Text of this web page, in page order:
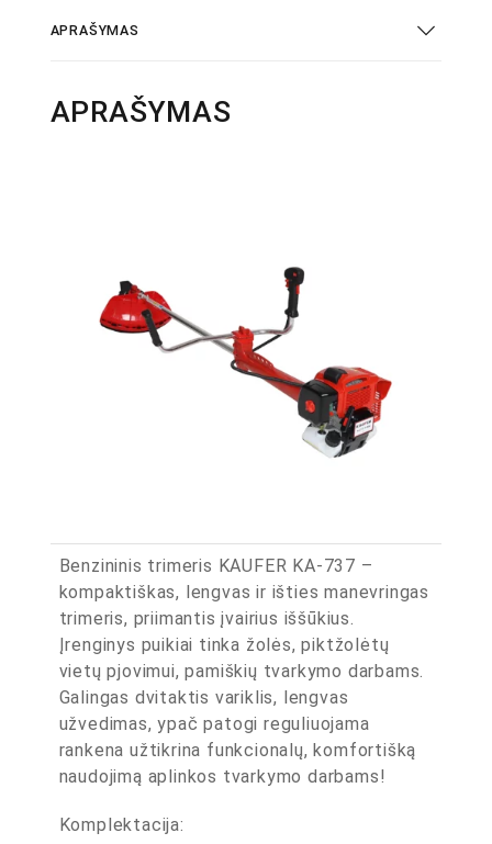
APRAŠYMAS
APRAŠYMAS
Benzininis trimeris KAUFER KA-737 –
kompaktiškas, lengvas ir išties manevringas
trimeris, priimantis įvairius iššūkius.
Įrenginys puikiai tinka žolės, piktžolėtų
vietų pjovimui, pamiškių tvarkymo darbams.
Galingas dvitaktis variklis, lengvas
užvedimas, ypač patogi reguliuojama
rankena užtikrina funkcionalų, komfortišką
naudojimą aplinkos tvarkymo darbams!
Komplektacija: